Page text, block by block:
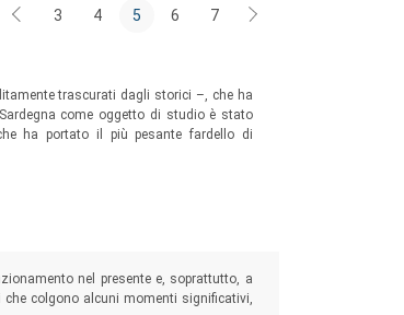
3 4 5 6 7
trascurati dagli storici –, che ha
come oggetto di studio è stato
ha portato il più pesante fardello di
nel presente e, soprattutto, a
colgono alcuni momenti significativi,